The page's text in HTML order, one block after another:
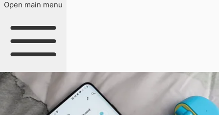
Open main menu